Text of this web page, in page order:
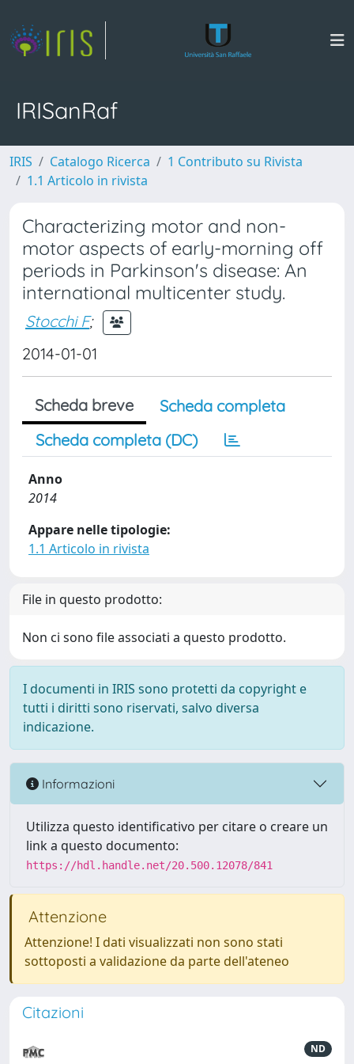
IRISanRaf
IRIS Catalogo Ricerca
1 Contributo su Rivista
1.1 Articolo in rivista
Characterizing motor and non-
motor aspects of early-morning off
periods in Parkinson's disease: An
international multicenter study.
Stocchi F;
2014-01-01
Scheda breve
Scheda completa
Scheda completa (DC)
Anno
2014
Appare nelle tipologie:
1.1 Articolo in rivista
File in questo prodotto:
Non ci sono file associati a questo prodotto.
I documenti in IRIS sono protetti da copyright e
tutti i diritti sono riservati, salvo diversa
indicazione.
Informazioni
Utilizza questo identificativo per citare o creare un
link a questo documento:
https://hdl.handle.net/20.500.12078/841
Attenzione
Attenzione! I dati visualizzati non sono stati
sottoposti a validazione da parte dell'ateneo
Citazioni
ND